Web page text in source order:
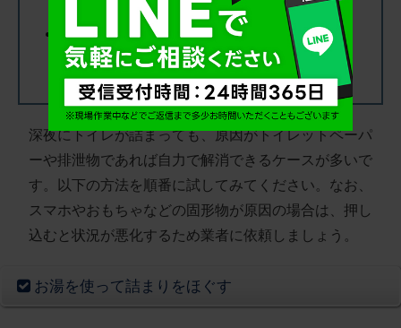
自力で解消できない場合は、悪化する前に
24時間対応の業者に連絡する
深夜にトイレが詰まっても、原因がトイレットペーパ
ーや排泄物であれば自力で解消できるケースが多いで
す。以下の方法を順番に試してみてください。なお、
スマホやおもちゃなどの固形物が原因の場合は、押し
込むと状況が悪化するため業者に依頼しましょう。
お湯を使って詰まりをほぐす